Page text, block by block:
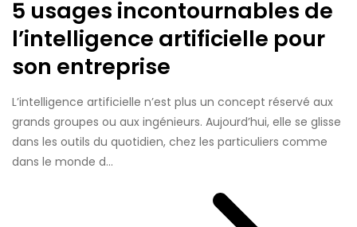
5 usages incontournables de
l’intelligence artificielle pour
son entreprise
L’intelligence artificielle n’est plus un concept réservé aux
grands groupes ou aux ingénieurs. Aujourd’hui, elle se glisse
dans les outils du quotidien, chez les particuliers comme
dans le monde d...